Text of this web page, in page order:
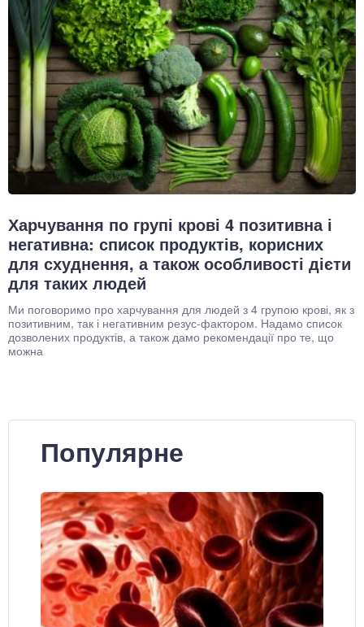
Харчування по групі крові 4 позитивна і
негативна: список продуктів, корисних
для схуднення, а також особливості дієти
для таких людей
Ми поговоримо про харчування для людей з 4 групою крові, як з
позитивним, так і негативним резус-фактором. Надамо список
дозволених продуктів, а також дамо рекомендації про те, що
можна
Популярне